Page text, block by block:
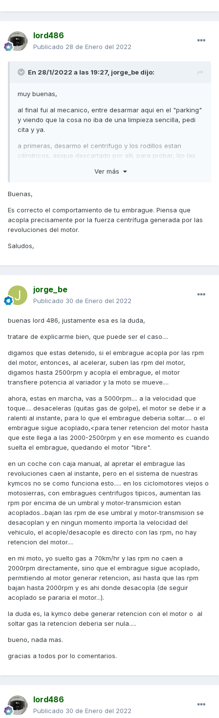
lord486
Publicado 28 de Enero del 2022
En 28/1/2022 a las 19:27, jorge_be dijo:
muy buenas,
al final fui al mecanico, entre desarmar aqui en el "parking"
y viendo que la cosa no iba de una limpieza sencilla, pedi
cita y ya.
a primeras, desarmo el centrifugo y los rodillos estan
cilíndricos, asique descartado por alli. para probar, lijo las
esten viejas y cristalizadas.
la moto siguió fallando.
al otro dia, la lleva, esta ves sale a dar una vuelta el y al
volver me dice que el tema parece de encendido.
saca la bujia y estaba jodida, el electrodo estaba "gastado".
fue poner una bujia nueva y problema resuelto. 20€ por
hablando con el mecanico me sono extraño.
el tema es el siguiente, al soltar gas (completamente) las
queda "acoplado" , haciendo freno motor hasta que las
rpm bajan hasta 2500rpm y alli soltar? en mi caso, pasa lo
que la moto se frena a unos 25-30km/hr que es cuando va
a unas 2500 rpm y ahi suelta.
ya me diréis.
muchas gracias por los aportes.
Ver más
Buenas,
Es correcto el comportamiento de tu embrague. Piensa que
acopla precisamente por la fuerza centrífuga generada por las
revoluciones del motor.
Saludos,
jorge_be
Publicado 30 de Enero del 2022
buenas lord 486, justamente esa es la duda,
tratare de explicarme bien, que puede ser el caso....
digamos que estas detenido, si el embrague acopla por las rpm
del motor, entonces, al acelerar, suben las rpm del motor,
digamos hasta 2500rpm y acopla el embrague, el motor
transfiere potencia al variador y la moto se mueve....
ahora, estas en marcha, vas a 5000rpm.... a la velocidad que
toque.... desaceleras (quitas gas de golpe), el motor se debe ir a
ralenti al instante, para lo que el embrague deberia soltar..... o el
embrague sigue acoplado,<para tener retencion del motor hasta
que este llega a las 2000-2500rpm y en ese momento es cuando
suelta el embrague, quedando el motor "libre".
en un coche con caja manual, al apretar el embrague las
revoluciones caen al instante, pero en el sistema de nuestras
kymcos no se como funciona esto..... en los ciclomotores viejos o
motosierras, con embragues centrifugos tipicos, aumentan las
rpm por encima de un umbral y motor-transmicion estan
acoplados...bajan las rpm de ese umbral y motor-transmision se
desacoplan y en ningun momento importa la velocidad del
vehiculo, el acople/desacople es directo con las rpm, no hay
retencion del motor....
en mi moto, yo suelto gas a 70km/hr y las rpm no caen a
2000rpm directamente, sino que el embrague sigue acoplado,
permitiendo al motor generar retencion, asi hasta que las rpm
bajan hasta 2000rpm y es ahi donde desacopla (de seguir
acoplado se pararia el motor...).
la duda es, la kymco debe generar retencion con el motor o al
soltar gas la retencion deberia ser nula.....
bueno, nada mas.
gracias a todos por lo comentarios.
lord486
Publicado 30 de Enero del 2022